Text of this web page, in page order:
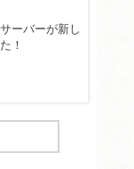
ーバーが新し
！